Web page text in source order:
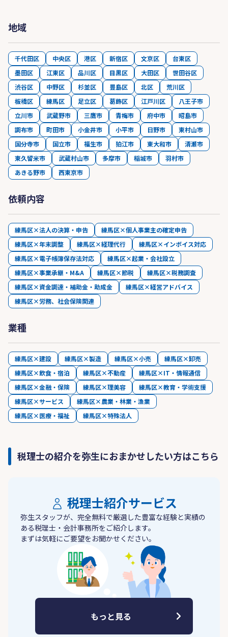
地域
千代田区 中央区 港区 新宿区 文京区
台東区
墨田区
江東区 品川区 目黒区 大田区
世田谷区
渋谷区
中野区 杉並区 豊島区 北区
荒川区
板橋区
練馬区 足立区 葛飾区 江戸川区
八王子市
立川市
武蔵野市 三鷹市 青梅市 府中市
昭島市
調布市
町田市 小金井市 小平市 日野市
東村山市
国分寺市
国立市 福生市 狛江市 東大和市
清瀬市
東久留米市
武蔵村山市 多摩市 稲城市
羽村市
あきる野市
西東京市
依頼内容
練馬区×法人の決算・申告
練馬区×個人事業主の確定申告
練馬区×年末調整
練馬区×経理代行
練馬区×インボイス対応
練馬区×電子帳簿保存法対応
練馬区×起業・会社設立
練馬区×事業承継・M&A
練馬区×節税
練馬区×税務調査
練馬区×資金調達・補助金・助成金
練馬区×経営アドバイス
練馬区×労務、社会保険関連
業種
練馬区×建設 練馬区×製造 練馬区×小売
練馬区×卸売
練馬区×飲食・宿泊
練馬区×不動産
練馬区×IT・情報通信
練馬区×金融・保険
練馬区×理美容
練馬区×教育・学術支援
練馬区×サービス
練馬区×農業・林業・漁業
練馬区×医療・福祉
練馬区×特殊法人
税理士の紹介を弥生におまかせしたい方はこちら
税理士紹介サービス
弥生スタッフが、完全無料で厳選した豊富な経験と実績の
ある税理士・会計事務所をご紹介します。
まずは気軽にご要望をお聞かせください。
もっと見る